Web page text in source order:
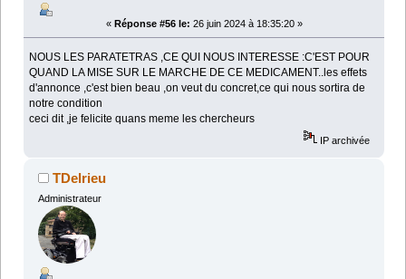
« Réponse #56 le: 26 juin 2024 à 18:35:20 »
NOUS LES PARATETRAS ,CE QUI NOUS INTERESSE :C'EST POUR
QUAND LA MISE SUR LE MARCHE DE CE MEDICAMENT..les effets
d'annonce ,c'est bien beau ,on veut du concret,ce qui nous sortira de
notre condition
ceci dit ,je felicite quans meme les chercheurs
IP archivée
TDelrieu
Administrateur